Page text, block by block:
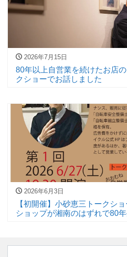
2026年7月15日
80年以上自営業を続けたお店
クショーでお話しました
2026年6月3日
【初開催】小砂恵三トークシ
ショップが湘南のはずれで80